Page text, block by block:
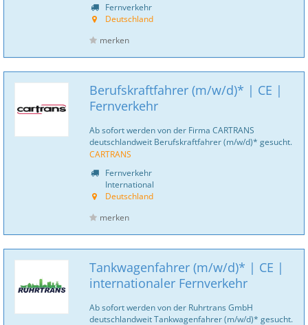
Fernverkehr
Deutschland
merken
Berufskraftfahrer (m/w/d)* | CE |
Fernverkehr
Ab sofort werden von der Firma CARTRANS
deutschlandweit Berufskraftfahrer (m/w/d)* gesucht.
CARTRANS
Fernverkehr
International
Deutschland
merken
Tankwagenfahrer (m/w/d)* | CE |
internationaler Fernverkehr
Ab sofort werden von der Ruhrtrans GmbH
deutschlandweit Tankwagenfahrer (m/w/d)* gesucht.